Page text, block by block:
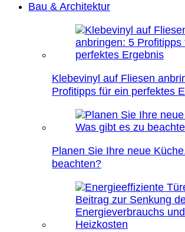
Bau & Architektur
Klebevinyl auf Fliesen
Profitipps für ein perfektes
Planen Sie Ihre neue
beachten?